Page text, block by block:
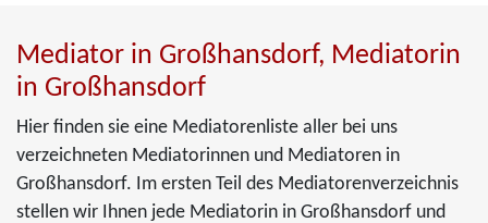
Mediator in Großhansdorf, Mediatorin
in Großhansdorf
Hier finden sie eine Mediatorenliste aller bei uns
verzeichneten Mediatorinnen und Mediatoren in
Großhansdorf. Im ersten Teil des Mediatorenverzeichnis
stellen wir Ihnen jede Mediatorin in Großhansdorf und